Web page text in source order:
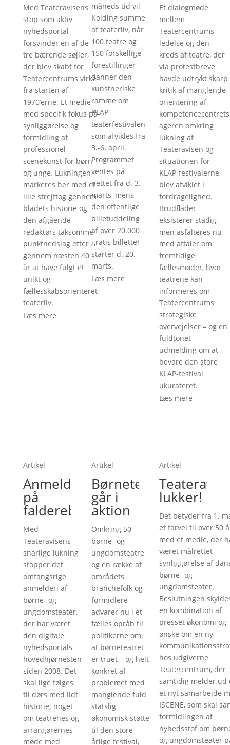
Med Teateravisens
stop som aktiv
nyhedsportal
forsvinder en af de
tre bærende søjler,
der blev skabt for
Teatercentrums virke
fra starten af
1970’erne: Et medie
med specifik fokus på
synliggørelse og
formidling af
professionel
scenekunst for børn
og unge. Lukningen
markeres her med et
lille strejftog gennem
bladets historie og
den afgående
redaktørs taksomme
punktnedslag efter
gennem næsten 40
år at have fulgt et
unikt og
fællesskabsorienteret
teaterliv.
Læs mere
måneds tid vil
Kolding summe
af teaterliv, når
100 teatre og
150 forskellige
forestillinger
danner den
kunstneriske
ramme om
KLAP-
teaterfestivalen,
som afvikles fra
3.-6. april.
Programmet
ventes på
nettet fra d. 3.
marts, mens
den offentlige
billetuddeling
af over 20.000
gratis billetter
starter d. 20.
marts.
Læs mere
Et dialogmøde
mellem
Teatercentrums
ledelse og den
kreds af teatre, der
via protestbreve
havde udtrykt skarp
kritik af manglende
orientering af
kompetencecentrets
ageren omkring
lukning af
Teateravisen og
situationen for
KLAP-festivalerne,
blev afviklet i
fordragelighed.
Brudflader
eksisterer stadig,
men asfalteres nu
med aftaler om
fremtidige
fællesmøder, hvor
teatrene kan
informeres om
Teatercentrums
strategiske
overvejelser – og en
fuldtonet
udmelding om at
bevare den store
KLAP-festival
ukurateret.
Læs mere
Artikel
Anmelderi
på
falderebet
Med
Teateravisens
snarlige lukning
stopper det
omfangsrige
anmelderi af
børne- og
ungdomsteater,
der har været
den digitale
nyhedsportals
hovedhjørnesten
siden 2008. Det
skal lige følges
til dørs med lidt
historie; noget
om teatrenes og
arrangørernes
møde med
Artikel
Børneteatre
går i
aktion
Omkring 50
børne- og
ungdomsteatre
og en række af
områdets
branchefolk og
formidlere
advarer nu i et
fælles opråb til
politikerne om,
at børneteatret
er truet – og helt
konkret af
problemet med
manglende fuld
statslig
økonomisk støtte
til den store
årlige festival,
Artikel
lukker!
Det betyder fra 1.
et farvel til over 50
med et medie, der
været målrettet
synliggørelse af
børne- og
ungdomsteater.
Beslutningen
en kombination af
presset økonomi og
ønske om en ny
hos udgiverne
Teatercentrum, der
samtidig melder ud
et nyt samarbejde
ISCENE, som skal
formidlingen af
nyhedsstof om
og ungdomsteater